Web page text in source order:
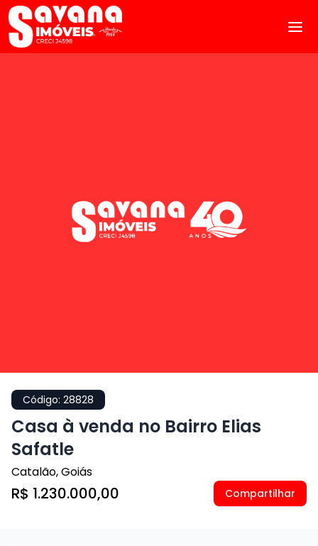
Código: 28828
Casa à venda no Bairro Elias
Safatle
Catalão,Goiás
R$ 1.230.000,00 Compartilhar